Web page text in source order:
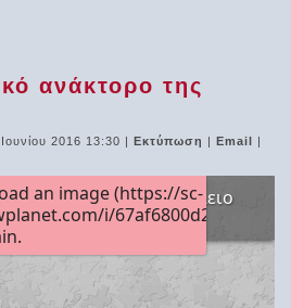
ανάκτορο της
2016 13:30 |Εκτύπωση |Email |